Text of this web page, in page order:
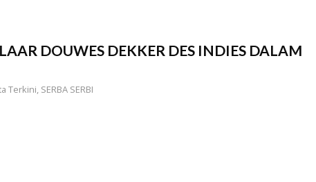
DOUWES DEKKER DES INDIES DALAM
Terkini, SERBA SERBI